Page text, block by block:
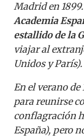
Madrid en 1899.
Academia
estallido de la
viajar al
Unidos y París).
En el verano de
para reunirse
conflagración
España), pero